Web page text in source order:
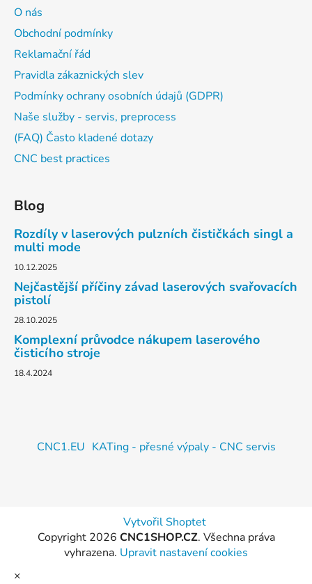
O nás
Obchodní podmínky
Reklamační řád
Pravidla zákaznických slev
Podmínky ochrany osobních údajů (GDPR)
Naše služby - servis, preprocess
(FAQ) Často kladené dotazy
CNC best practices
Blog
Rozdíly v laserových pulzních čističkách singl a
multi mode
10.12.2025
Nejčastější příčiny závad laserových svařovacích
pistolí
28.10.2025
Komplexní průvodce nákupem laserového
čisticího stroje
18.4.2024
CNC1.EU KATing - přesné výpaly - CNC servis
Vytvořil Shoptet
Copyright 2026 CNC1SHOP.CZ. Všechna práva
vyhrazena. Upravit nastavení cookies
×